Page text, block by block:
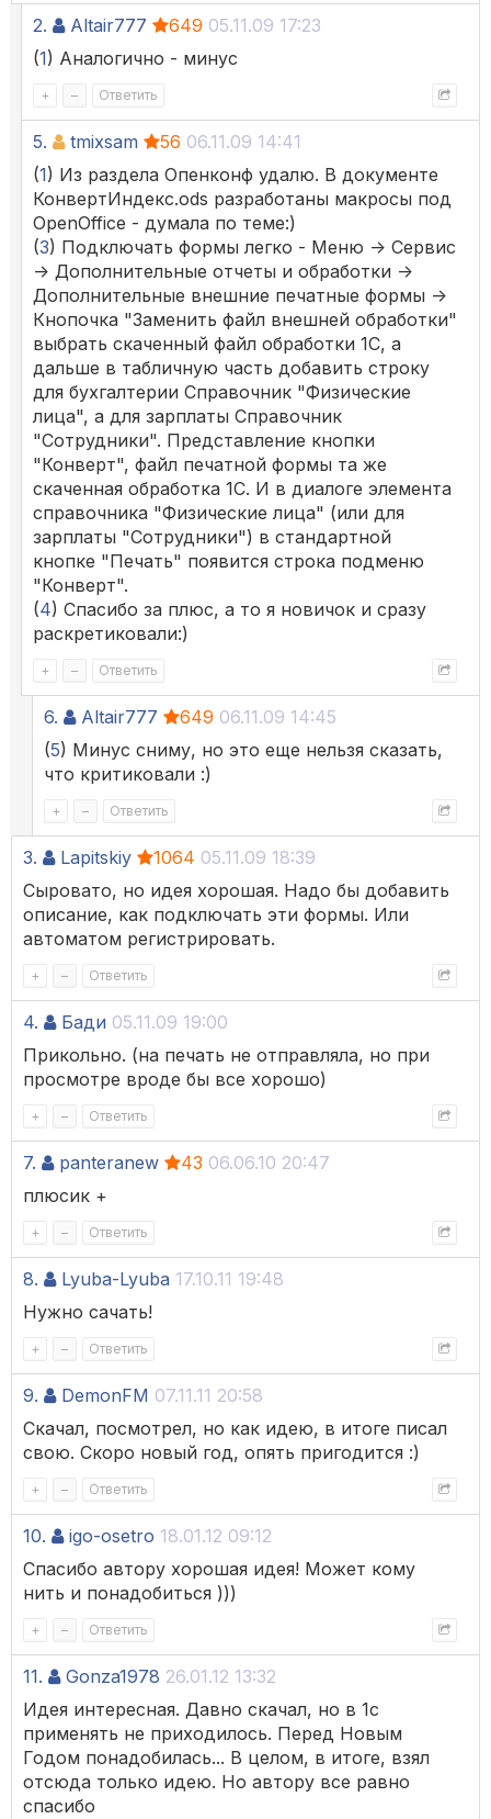
2. Altair777 649 05.11.09 17:23
(1) Аналогично - минус
+ – Ответить
5. tmixsam 56 06.11.09 14:41
(1) Из раздела Опенконф удалю. В документе
КонвертИндекс.ods разработаны макросы под
OpenOffice - думала по теме:)
(3) Подключать формы легко - Меню -> Сервис
-> Дополнительные отчеты и обработки ->
Дополнительные внешние печатные формы ->
Кнопочка "Заменить файл внешней обработки"
выбрать скаченный файл обработки 1С, а
дальше в табличную часть добавить строку
для бухгалтерии Справочник "Физические
лица", а для зарплаты Справочник
"Сотрудники". Представление кнопки
"Конверт", файл печатной формы та же
скаченная обработка 1С. И в диалоге элемента
справочника "Физические лица" (или для
зарплаты "Сотрудники") в стандартной
кнопке "Печать" появится строка подменю
"Конверт".
(4) Спасибо за плюс, а то я новичок и сразу
раскретиковали:)
+ – Ответить
6. Altair777 649 06.11.09 14:45
(5) Минус сниму, но это еще нельзя сказать,
что критиковали :)
+ – Ответить
3. Lapitskiy 1064 05.11.09 18:39
Сыровато, но идея хорошая. Надо бы добавить
описание, как подключать эти формы. Или
автоматом регистрировать.
+ – Ответить
4. Бади 05.11.09 19:00
Прикольно. (на печать не отправляла, но при
просмотре вроде бы все хорошо)
+ – Ответить
7. panteranew 43 06.06.10 20:47
плюсик +
+ – Ответить
8. Lyuba-Lyuba 17.10.11 19:48
Нужно сачать!
+ – Ответить
9. DemonFM 07.11.11 20:58
Скачал, посмотрел, но как идею, в итоге писал
свою. Скоро новый год, опять пригодится :)
+ – Ответить
10. igo-osetro 18.01.12 09:12
Спасибо автору хорошая идея! Может кому
нить и понадобиться )))
+ – Ответить
11. Gonza1978 26.01.12 13:32
Идея интересная. Давно скачал, но в 1с
применять не приходилось. Перед Новым
Годом понадобилась... В целом, в итоге, взял
отсюда только идею. Но автору все равно
спасибо